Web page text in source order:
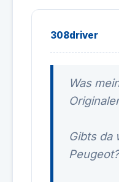
308driver
Was
Gibts da
Peugeot?